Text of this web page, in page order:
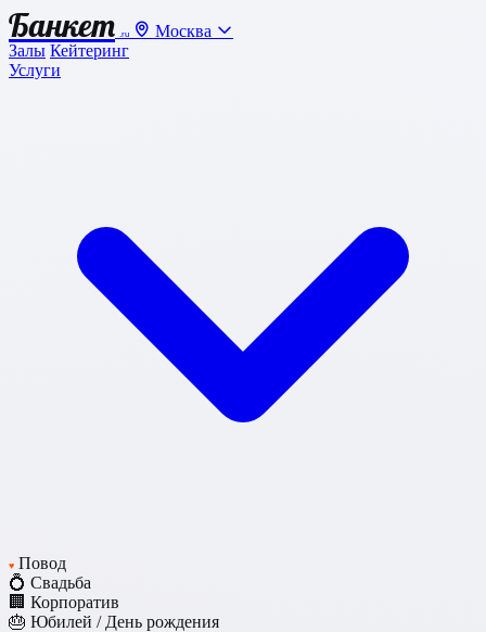
Банкет .ru
Москва
Залы Кейтеринг
Услуги
♥ Повод
💍 Свадьба
🏢 Корпоратив
🎂 Юбилей / День рождения